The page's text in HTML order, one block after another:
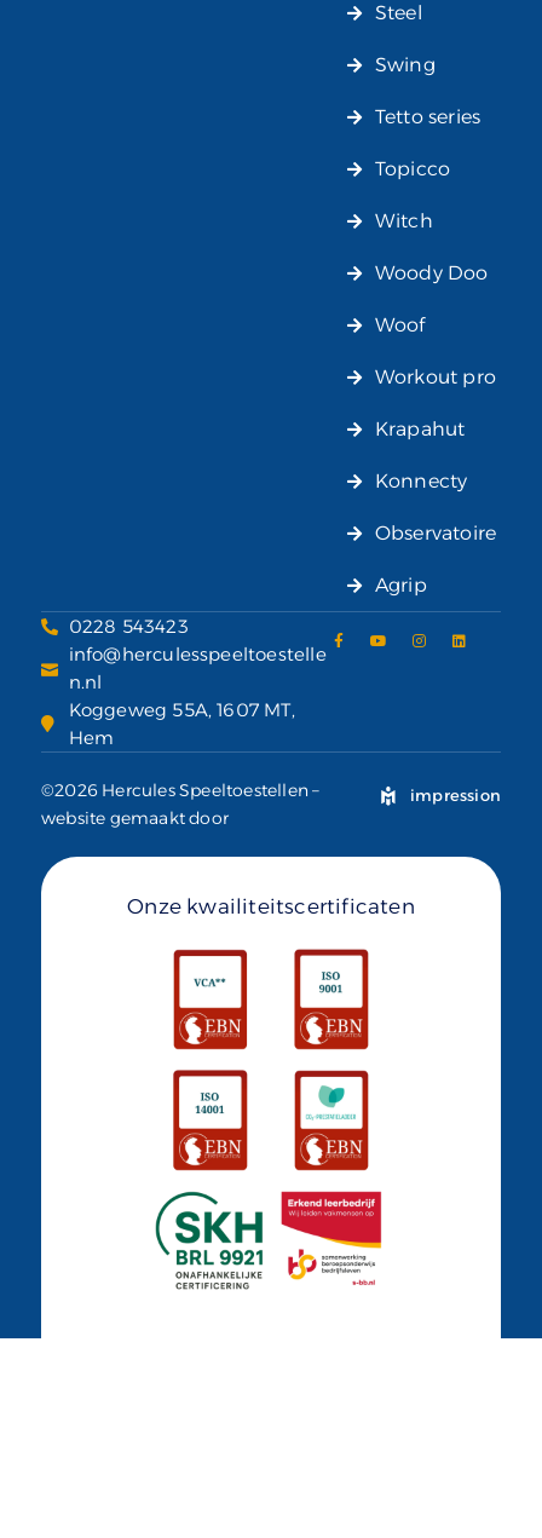
Steel
Swing
Tetto series
Topicco
Witch
Woody Doo
Woof
Workout pro
Krapahut
Konnecty
Observatoire
Agrip
0228 543423
info@herculesspeeltoestelle
n.nl
Koggeweg 55A, 1607 MT,
Hem
©2026 Hercules Speeltoestellen –
website gemaakt door
impression
Onze kwailiteitscertificaten